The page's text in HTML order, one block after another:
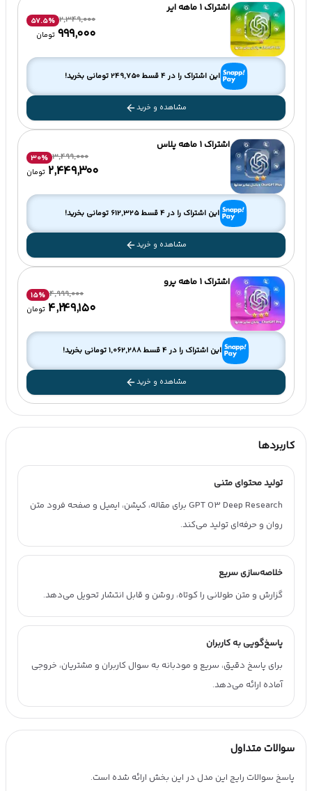
اشتراک 1 ماهه ایر
2,349,000
57.5%
۹۹۹٬۰۰۰ تومان
این اشتراک را در 4 قسط 249,750 تومانی بخرید!
مشاهده و خرید
اشتراک 1 ماهه پلاس
3,499,000
30%
۲٬۴۴۹٬۳۰۰ تومان
این اشتراک را در 4 قسط 612,325 تومانی بخرید!
مشاهده و خرید
اشتراک 1 ماهه پرو
4,999,000
15%
۴٬۲۴۹٬۱۵۰ تومان
این اشتراک را در 4 قسط 1,062,288تومانی بخرید!
مشاهده و خرید
کاربردها
تولید محتوای متنی
GPT O3 Deep Research برای مقاله، کپشن، ایمیل و صفحه فرود متن
روان و حرفه‌ای تولید می‌کند.
خلاصه‌سازی سریع
گزارش و متن طولانی را کوتاه، روشن و قابل انتشار تحویل می‌دهد.
پاسخ‌گویی به کاربران
برای پاسخ دقیق، سریع و مودبانه به سوال کاربران و مشتریان، خروجی
آماده ارائه می‌دهد.
سوالات متداول
پاسخ سوالات رایج این مدل در این بخش ارائه شده است.